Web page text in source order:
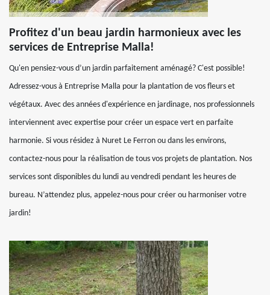
Profitez d'un beau jardin harmonieux avec les
services de Entreprise Malla!
Qu'en pensiez-vous d’un jardin parfaitement aménagé? C'est possible!
Adressez-vous à Entreprise Malla pour la plantation de vos fleurs et
végétaux. Avec des années d'expérience en jardinage, nos professionnels
interviennent avec expertise pour créer un espace vert en parfaite
harmonie. Si vous résidez à Nuret Le Ferron ou dans les environs,
contactez-nous pour la réalisation de tous vos projets de plantation. Nos
services sont disponibles du lundi au vendredi pendant les heures de
bureau. N’attendez plus, appelez-nous pour créer ou harmoniser votre
jardin!